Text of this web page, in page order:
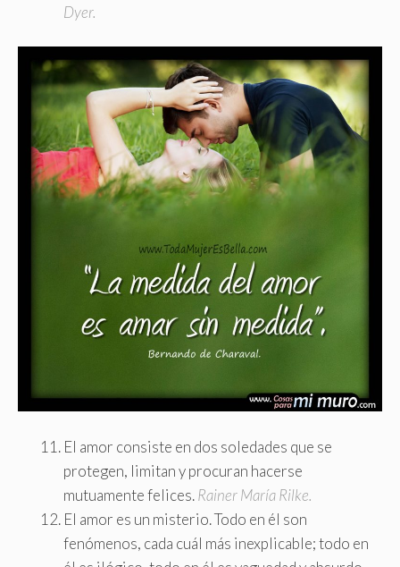
Dyer.
El amor consiste en dos soledades que se
protegen, limitan y procuran hacerse
mutuamente felices.Rainer María Rilke.
El amor es un misterio. Todo en él son
fenómenos, cada cuál más inexplicable; todo en